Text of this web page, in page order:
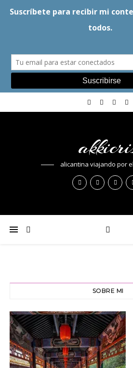
alicantina viajando por
SOBRE MI